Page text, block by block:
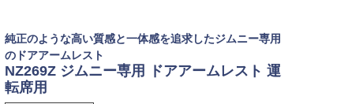
純正のような高い質感と一体感を追求したジムニー専用
のドアアームレスト
NZ269Z ジムニー専用 ドアアームレスト 運
転席用